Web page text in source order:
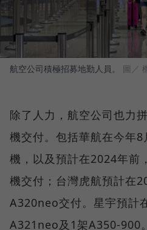
航空公司積極招募地勤人員。 圖／
除了人力，航空公司也力
機交付。包括華航在今年
機，以及預計在2024年前
機交付；台灣虎航預計在
A320neo交付。星宇預計
A321neo及1架A350-900。